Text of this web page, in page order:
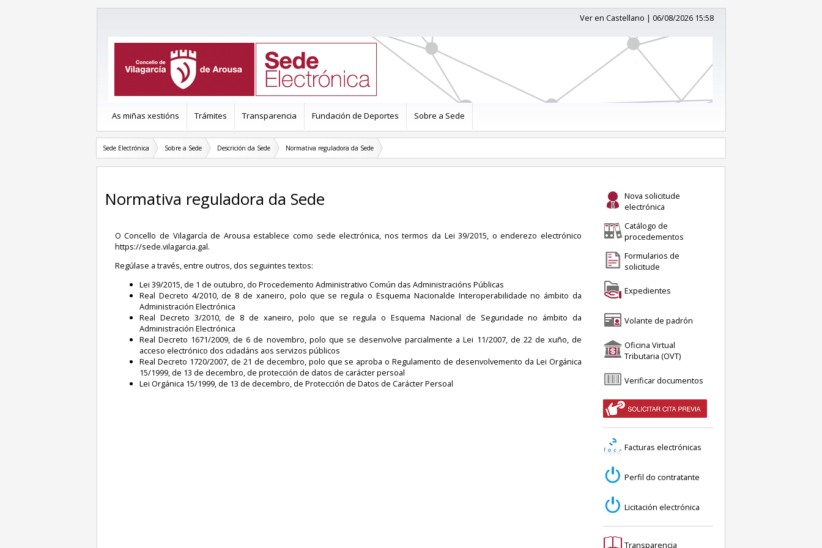
Ver en Castellano | 06/08/2026 15:58
As miñas xestións Trámites Transparencia Fundación de Deportes Sobre a Sede
Sede Electrónica Sobre a Sede Descrición da Sede Normativa reguladora da Sede
Normativa reguladora da Sede
O Concello de Vilagarcía de Arousa establece como sede electrónica, nos termos da Lei 39/2015, o enderezo electrónico
https://sede.vilagarcia.gal.
Regúlase a través, entre outros, dos seguintes textos:
Lei 39/2015, de 1 de outubro, do Procedemento Administrativo Común das Administracións Públicas
Real Decreto 4/2010, de 8 de xaneiro, polo que se regula o Esquema Nacionalde Interoperabilidade no ámbito da
Administración Electrónica
Real Decreto 3/2010, de 8 de xaneiro, polo que se regula o Esquema Nacional de Seguridade no ámbito da
Administración Electrónica
Real Decreto 1671/2009, de 6 de novembro, polo que se desenvolve parcialmente a Lei 11/2007, de 22 de xuño, de
acceso electrónico dos cidadáns aos servizos públicos
Real Decreto 1720/2007, de 21 de decembro, polo que se aproba o Regulamento de desenvolvemento da Lei Orgánica
15/1999, de 13 de decembro, de protección de datos de carácter persoal
Lei Orgánica 15/1999, de 13 de decembro, de Protección de Datos de Carácter Persoal
Nova solicitude
electrónica
Catálogo de
procedementos
Formularios de
solicitude
Expedientes
Volante de padrón
Oficina Virtual
Tributaria (OVT)
Verificar documentos
Facturas electrónicas
Perfil do contratante
Licitación electrónica
Transparencia